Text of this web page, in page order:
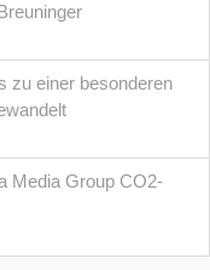
zu einer besonderen
Media Group CO2-